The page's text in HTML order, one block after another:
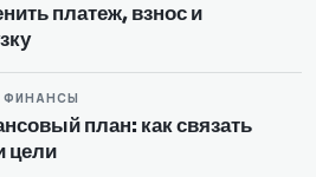
платеж, взнос и
ФИНАНСЫ
план: как связать
цели